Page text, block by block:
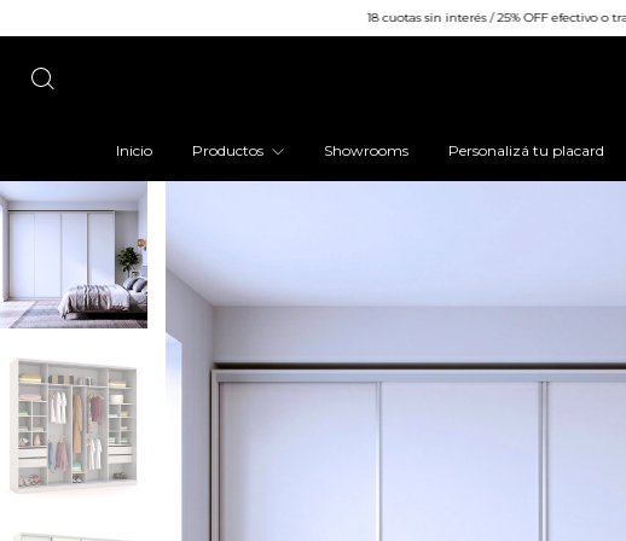
18 cuotas sin interés / 25% OFF efectivo o transferencia /
Inicio Productos Showrooms Personalizá tu placard